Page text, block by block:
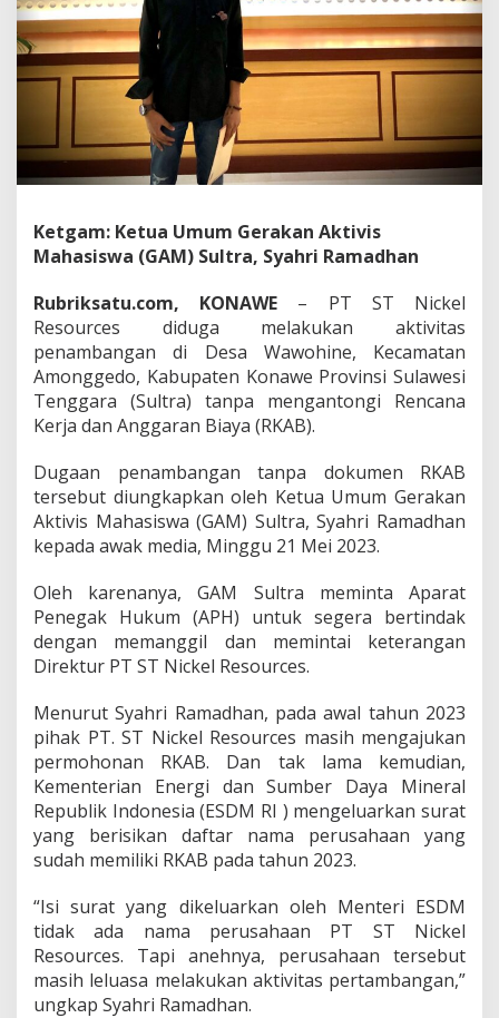
P
H
D
i
n
e
r
i
k
s
a
i
r
u
t
P
S
T
N
i
c
e
l
R
e
s
o
u
r
e
s
Ketgam: Ketua Umum Gerakan Aktivis
Mahasiswa (GAM) Sultra, Syahri Ramadhan
Rubriksatu.com, KONAWE – PT ST Nickel
Resources diduga melakukan aktivitas
penambangan di Desa Wawohine, Kecamatan
Amonggedo, Kabupaten Konawe Provinsi Sulawesi
Tenggara (Sultra) tanpa mengantongi Rencana
Kerja dan Anggaran Biaya (RKAB).
Dugaan penambangan tanpa dokumen RKAB
tersebut diungkapkan oleh Ketua Umum Gerakan
Aktivis Mahasiswa (GAM) Sultra, Syahri Ramadhan
kepada awak media, Minggu 21 Mei 2023.
Oleh karenanya, GAM Sultra meminta Aparat
Penegak Hukum (APH) untuk segera bertindak
dengan memanggil dan memintai keterangan
Direktur PT ST Nickel Resources.
Menurut Syahri Ramadhan, pada awal tahun 2023
pihak PT. ST Nickel Resources masih mengajukan
permohonan RKAB. Dan tak lama kemudian,
Kementerian Energi dan Sumber Daya Mineral
Republik Indonesia (ESDM RI ) mengeluarkan surat
yang berisikan daftar nama perusahaan yang
sudah memiliki RKAB pada tahun 2023.
“Isi surat yang dikeluarkan oleh Menteri ESDM
tidak ada nama perusahaan PT ST Nickel
Resources. Tapi anehnya, perusahaan tersebut
masih leluasa melakukan aktivitas pertambangan,”
ungkap Syahri Ramadhan.